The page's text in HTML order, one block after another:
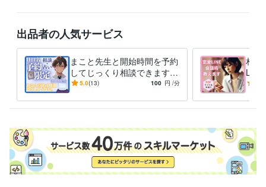
一歩ずつ前に進めるように
毎回助かっています。
<Rさん>
私の心の声まで聞いてくださった方は
まこと先生がはじめてでした。
まこと先生の優しさに温かさに救われました。
＜最新のお客様の声はこちら＞
https://coconala.com/users/4816932/reviews
経験職種
出品者の人気サービス
まこと先生と開始時間を予約
してじっくり相談できます
この時間に相談したいあなた
5.0(13) 100 円 /分
相手
なく